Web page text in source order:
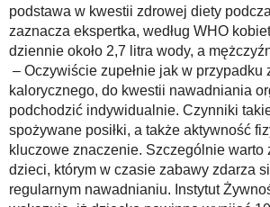
podstawa w kwestii zdrowej diety
zaznacza ekspertka, według WHO
dziennie około 2,7 litra wody, a
– Oczywiście zupełnie jak w przypadku
kalorycznego, do kwestii nawadniania
podchodzić indywidualnie. Czynniki
spożywane posiłki, a także aktywność
kluczowe znaczenie. Szczególnie warto
dzieci, którym w czasie zabawy zdarza
regularnym nawadnianiu. Instytut